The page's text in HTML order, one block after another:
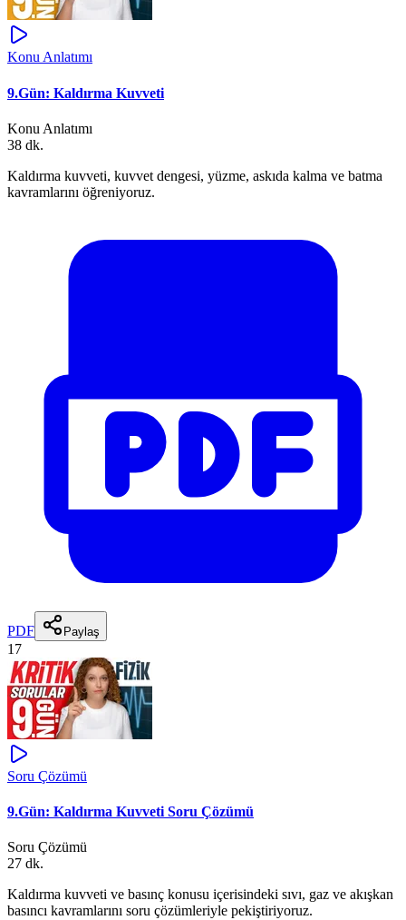
Konu Anlatımı
9.Gün: Kaldırma Kuvveti
Konu Anlatımı
38 dk.
Kaldırma kuvveti, kuvvet dengesi, yüzme, askıda kalma ve batma
kavramlarını öğreniyoruz.
PDF Paylaş
17
Soru Çözümü
9.Gün: Kaldırma Kuvveti Soru Çözümü
Soru Çözümü
27 dk.
Kaldırma kuvveti ve basınç konusu içerisindeki sıvı, gaz ve akışkan
basıncı kavramlarını soru çözümleriyle pekiştiriyoruz.